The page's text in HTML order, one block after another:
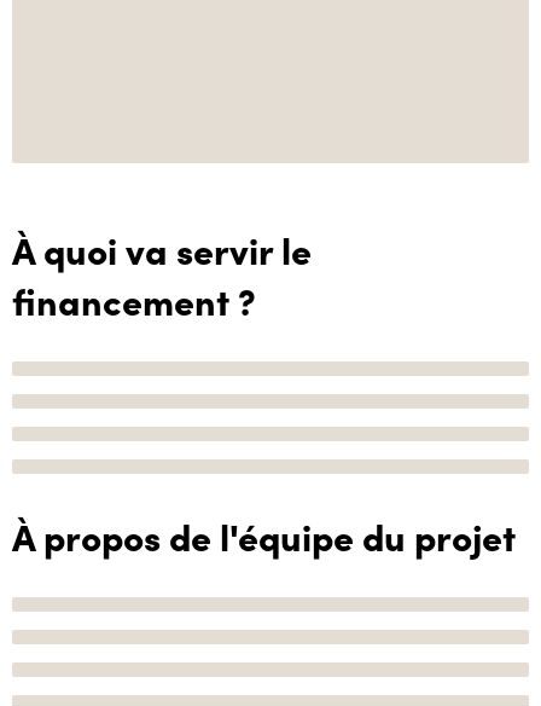
À quoi va servir le
financement ?
À propos de l'équipe du projet